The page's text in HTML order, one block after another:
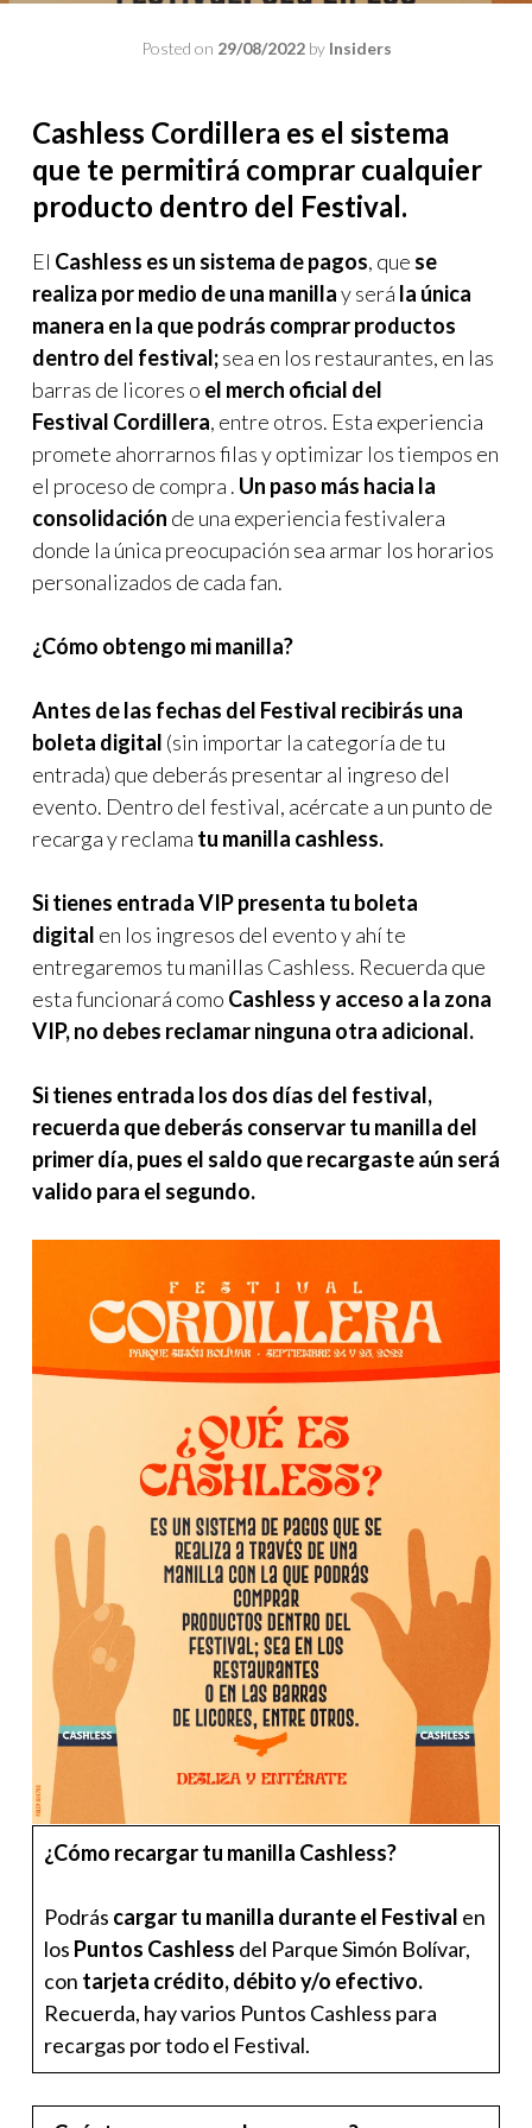
Posted on 29/08/2022by Insiders
Cashless Cordillera es el sistema
que te permitirá comprar cualquier
producto dentro del Festival.
El Cashless es un sistema de pagos, que se
realiza por medio de una manillay será la única
manera en la que podrás comprar productos
dentro del festival;sea en los restaurantes, en las
barras de licores o el merch oficial del
Festival Cordillera, entre otros. Esta experiencia
promete ahorrarnos filas y optimizar los tiempos en
el proceso de compra . Un paso más hacia la
consolidación de una experiencia festivalera
donde la única preocupación sea armar los horarios
personalizados de cada fan.
¿Cómo obtengo mi manilla?
Antes de las fechas del Festival recibirás una
boleta digital (sin importar la categoría de tu
entrada) que deberás presentar al ingreso del
evento. Dentro del festival, acércate a un punto de
recarga y reclama tu manilla cashless.
Si tienes entrada VIP presenta tu boleta
digital en los ingresos del evento y ahí te
entregaremos tu manillas Cashless. Recuerda que
esta funcionará como Cashless y acceso a la zona
VIP, no debes reclamar ninguna otra adicional.
Si tienes entrada los dos días del festival,
recuerda que deberás conservar tu manilla del
primer día, pues el saldo que recargaste aún será
valido para el segundo.
¿Cómo recargar tu manilla Cashless?
Podrás cargar tu manilla durante el Festival en
los Puntos Cashless del Parque Simón Bolívar,
con tarjeta crédito, débito y/o efectivo.
Recuerda, hay varios Puntos Cashless para
recargas por todo el Festival.